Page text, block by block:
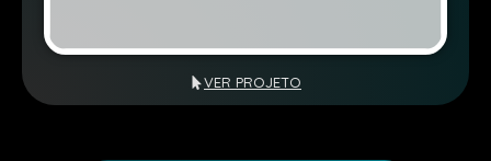
VER PROJETO